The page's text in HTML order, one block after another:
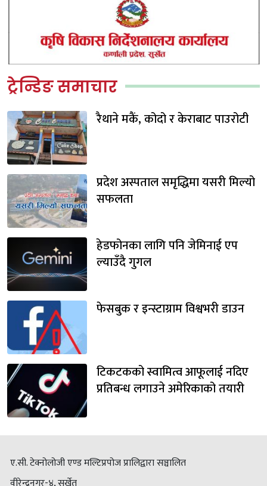
ट्रेन्डिङ समाचार
रैथाने मकैं, कोदो र केराबाट पाउरोटी
प्रदेश अस्पताल समृद्धिमा यसरी मिल्यो
सफलता
हेडफोनका लागि पनि जेमिनाई एप
ल्याउँदै गुगल
फेसबुक र इन्स्टाग्राम विश्वभरी डाउन
टिकटकको स्वामित्व आफूलाई नदिए
प्रतिबन्ध लगाउने अमेरिकाको तयारी
ए.सी. टेक्नोलोजी एण्ड मल्टिप्रपोज प्रालिद्वारा सञ्चालित